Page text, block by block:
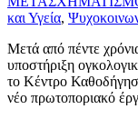
και Υγεία,
Μετά από πέντε
υποστήριξη
το Κέντρο
νέο πρωτοποριακό